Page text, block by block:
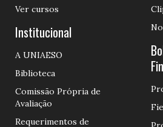
Ver cursos
Institucional
A UNIAESO
Biblioteca
Comissão Própria de
Avaliação
Requerimentos de